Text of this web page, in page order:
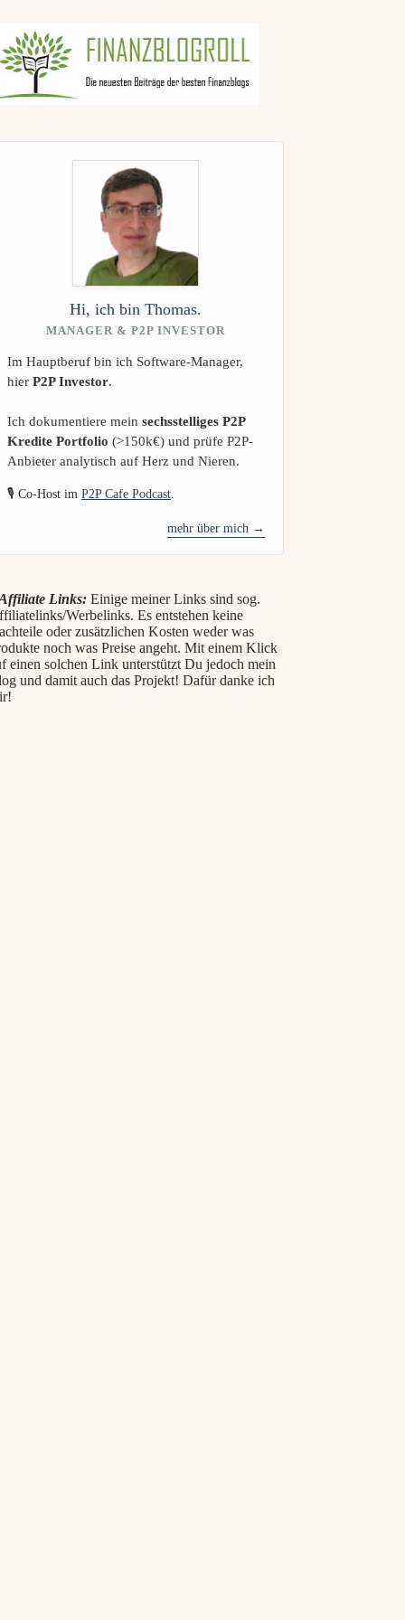
Hi, ich bin Thomas.
MANAGER & P2P INVESTOR
Im Hauptberuf bin ich Software-Manager,
hierP2P Investor.
Ich dokumentiere meinsechsstelliges P2P
Kredite Portfolio (>150k€) und prüfe P2P-
Anbieter analytisch auf Herz und Nieren.
🎙️ Co-Host imP2P Cafe Podcast
mehr über mich →
Links: Einige meiner Links sind sog.
Werbelinks. Es entstehen keine
oder zusätzlichen Kosten weder was
noch was Preise angeht. Mit einem Klick
einen solchen Link unterstützt Du jedoch mein
und damit auch das Projekt! Dafür danke ich